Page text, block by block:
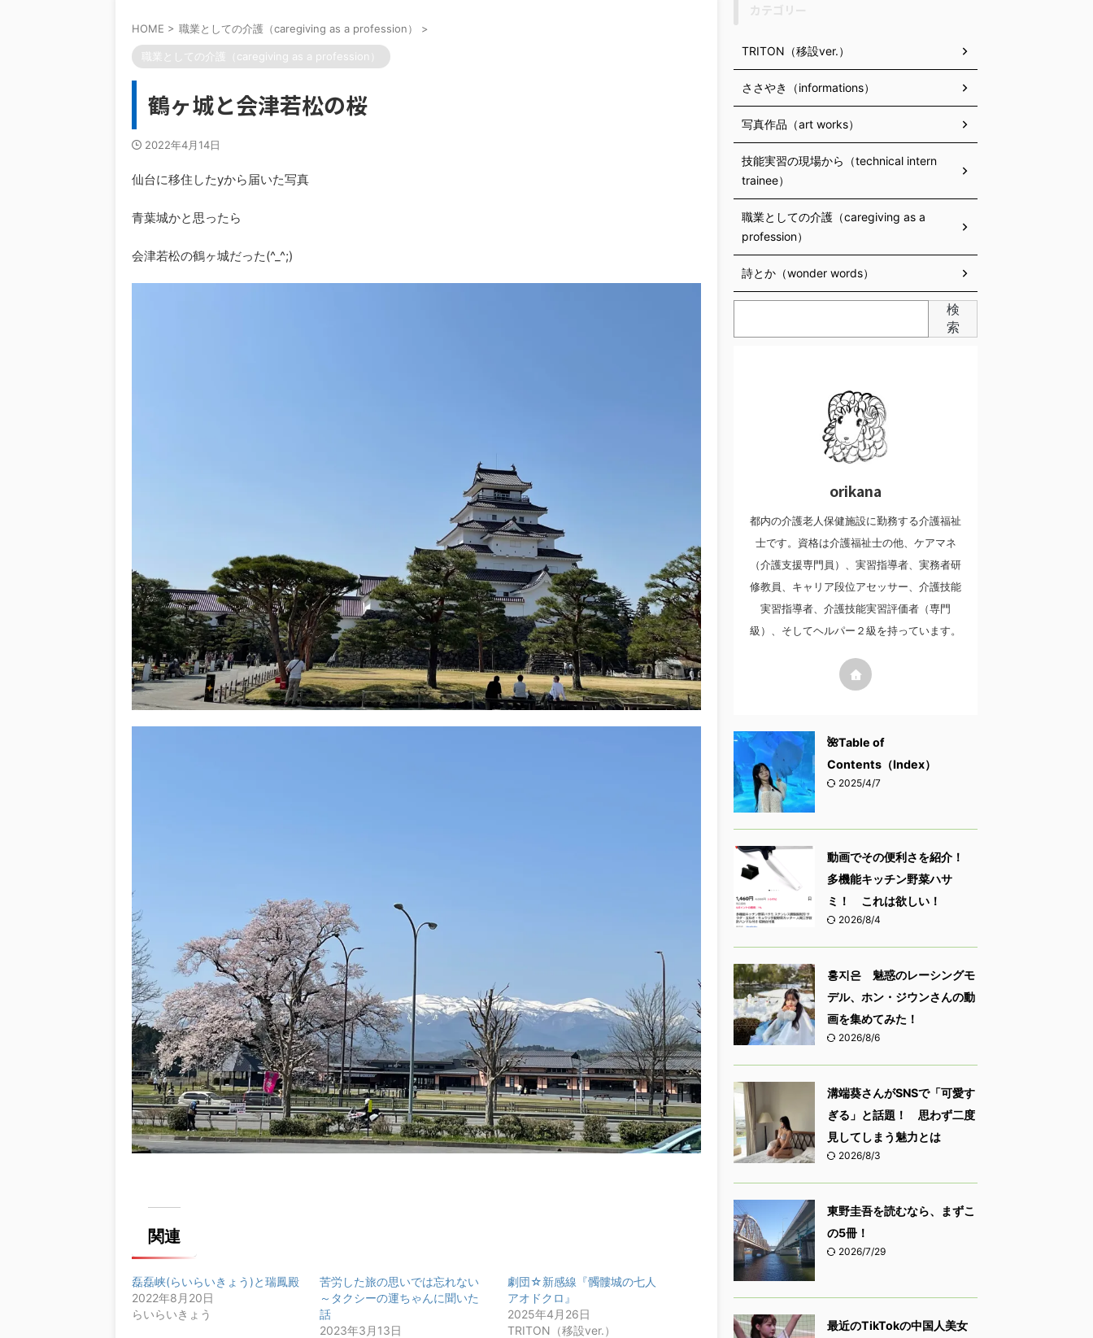
HOME > 職業としての介護（caregiving as a profession） >
職業としての介護（caregiving as a profession）
鶴ヶ城と会津若松の桜
2022年4月14日
仙台に移住したyから届いた写真
青葉城かと思ったら
会津若松の鶴ヶ城だった(^_^;)
関連
磊磊峡(らいらいきょう)と瑞鳳殿
2022年8月20日
らいらいきょう
苦労した旅の思いでは忘れない
～タクシーの運ちゃんに聞いた
話
2023年3月13日
劇団☆新感線『髑髏城の七人
アオドクロ』
2025年4月26日
TRITON（移設ver.）
TRITON（移設ver.）
ささやき（informations）
写真作品（art works）
技能実習の現場から（technical intern
trainee）
職業としての介護（caregiving as a
profession）
詩とか（wonder words）
検
索
orikana
都内の介護老人保健施設に勤務する介護福祉
士です。資格は介護福祉士の他、ケアマネ
（介護支援専門員）、実習指導者、実務者研
修教員、キャリア段位アセッサー、介護技能
実習指導者、介護技能実習評価者（専門
級）、そしてヘルパー２級を持っています。
🌺Table of
Contents（Index）
2025/4/7
動画でその便利さを紹介！
多機能キッチン野菜ハサ
ミ！ これは欲しい！
2026/8/4
홍지은 魅惑のレーシングモ
デル、ホン・ジウンさんの動
画を集めてみた！
2026/8/6
溝端葵さんがSNSで「可愛す
ぎる」と話題！ 思わず二度
見してしまう魅力とは
2026/8/3
東野圭吾を読むなら、まずこ
の5冊！
2026/7/29
最近のTikTokの中国人美女